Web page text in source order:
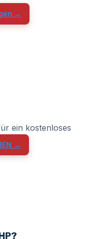
→
ein kostenloses
→